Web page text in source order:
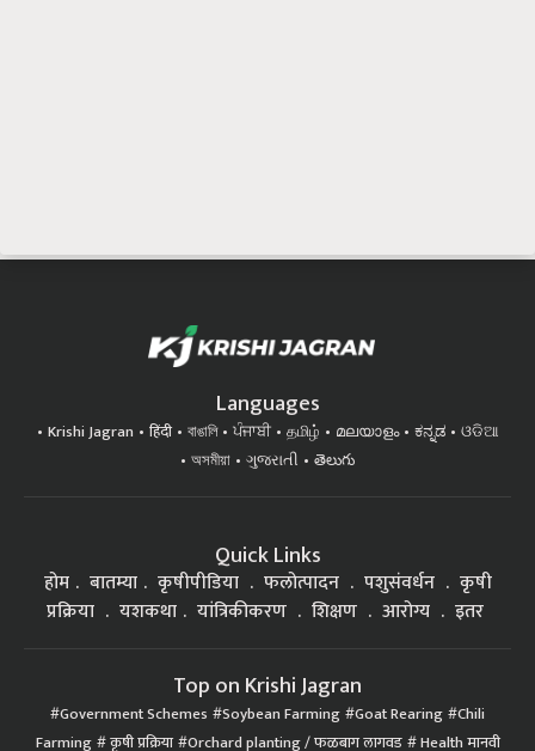
Languages
Krishi Jagran हिंदी বাঙালি ਪੰਜਾਬੀ தமிழ் മലയാളം ಕನ್ನಡ
ଓଡିଆ
অসমীয়া
ગુજરાતી తెలుగు
Quick Links
होम बातम्या कृषीपीडिया फलोत्पादन पशुसंवर्धन
कृषी
प्रक्रिया
यशकथा यांत्रिकीकरण शिक्षण आरोग्य इतर
Top on Krishi Jagran
Government Schemes Soybean Farming Goat Rearing Chili
Farming कृषी प्रक्रिया Orchard planting / फळबाग लागवड Health मानवी